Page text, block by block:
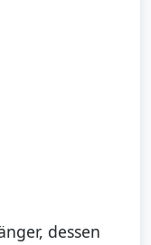
dessen